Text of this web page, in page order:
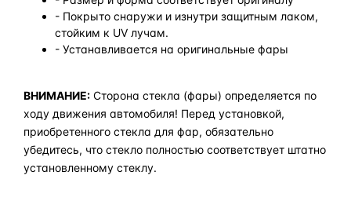
- Покрыто снаружи и изнутри защитным лаком,
стойким к UV лучам.
- Устанавливается на оригинальные фары
ВНИМАНИЕ: Сторона стекла (фары) определяется по
ходу движения автомобиля! Перед установкой,
приобретенного стекла для фар, обязательно
убедитесь, что стекло полностью соответствует штатно
установленному стеклу.